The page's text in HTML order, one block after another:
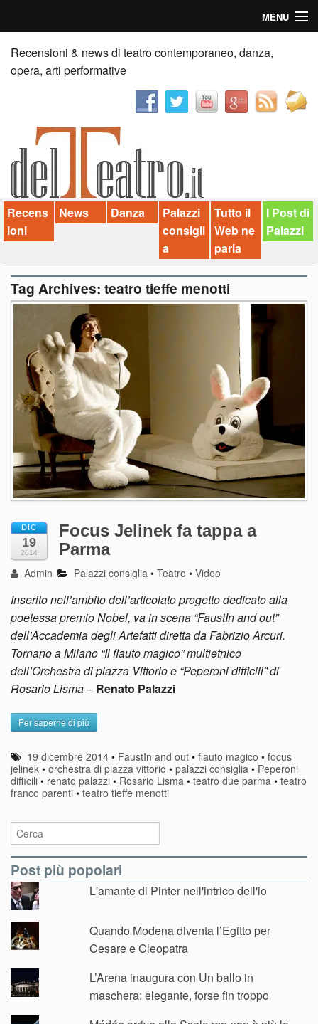
MENU
Home
Recensioni
News
Palazzi consiglia
Video
Chi siamo
Contatti
Recensioni & news di teatro contemporaneo, danza,
opera, arti performative
Recens
ioni
News Danza
Palazzi
consigli
a
Tutto il
Web ne
parla
I Post di
Palazzi
Tag Archives: teatro tieffe menotti
DIC
19
2014
Focus Jelinek fa tappa a
Parma
Admin Palazzi consiglia •Teatro •Video
Inserito nell’ambito dell’articolato progetto dedicato alla
poetessa premio Nobel, va in scena “FaustIn and out”
dell’Accademia degli Artefatti diretta da Fabrizio Arcuri.
Tornano a Milano “Il flauto magico” multietnico
dell’Orchestra di piazza Vittorio e “Peperoni difficili” di
Rosario Lisma– Renato Palazzi
Per saperne di più
19 dicembre 2014 • FaustIn and out •flauto magico •focus
jelinek • orchestra di piazza vittorio • palazzi consiglia • Peperoni
difficili • renato palazzi • Rosario Lisma • teatro due parma • teatro
franco parenti • teatro tieffe menotti
Post più popolari
L'amante di Pinter nell'intrico dell'io
Quando Modena diventa l’Egitto per
Cesare e Cleopatra
L’Arena inaugura con Un ballo in
maschera: elegante, forse fin troppo